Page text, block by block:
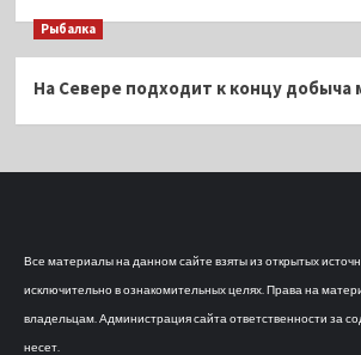
Рыбалка
На Севере подходит к концу добыча
Все материалы на данном сайте взяты из открытых
исключительно в ознакомительных целях. Права на
владельцам. Администрация сайта ответственности за
несет.